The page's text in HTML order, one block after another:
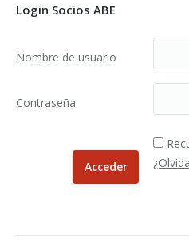
Login Socios ABE
Nombre de usuario
Contraseña